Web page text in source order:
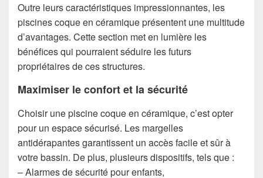
Outre leurs caractéristiques impressionnantes, les
piscines coque en céramique présentent une multitude
d’avantages. Cette section met en lumière les
bénéfices qui pourraient séduire les futurs
propriétaires de ces structures.
Maximiser le confort et la sécurité
Choisir une piscine coque en céramique, c’est opter
pour un espace sécurisé. Les margelles
antidérapantes garantissent un accès facile et sûr à
votre bassin. De plus, plusieurs dispositifs, tels que :
– Alarmes de sécurité pour enfants,